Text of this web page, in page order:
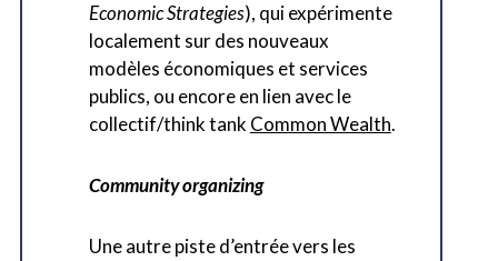
Economic Strategies), qui expérimente
localement sur des nouveaux
modèles économiques et services
publics, ou encore en lien avec le
collectif/think tank Common Wealth.
Community organizing
Une autre piste d’entrée vers les